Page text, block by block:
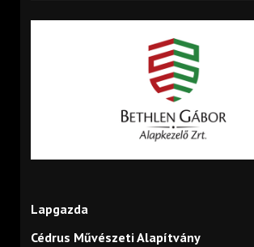
Lapgazda
Cédrus Művészeti Alapítvány